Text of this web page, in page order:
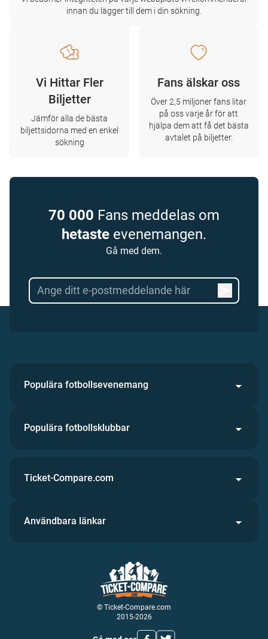
innan du lägger till dem i din sökning.
Vi Hittar Fler
Biljetter
Jämför alla de bästa
biljettsidorna med en enkel
sökning
Fans älskar oss
Över 2,5 miljoner fans litar
på oss varje år för att
hjälpa dem att få det bästa
avtalet på biljetter.
70 000 Fans meddelas om
hetaste evenemangen.
Gå med dem.
Populära fotbollsevenemang
Populära fotbollsklubbar
© Ticket-Compare.com
2015-2026
Ticket-Compare.com
Användbara länkar